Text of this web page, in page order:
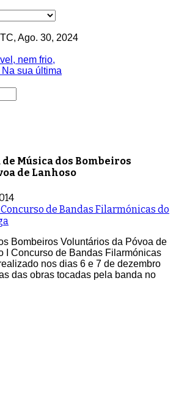
Ago. 30, 2024
nem frio,
sua última
Música dos Bombeiros
de Lanhoso
de Bandas Filarmónicas do
Bombeiros Voluntários da Póvoa de
I Concurso de Bandas Filarmónicas
nos dias 6 e 7 de dezembro
das obras tocadas pela banda no